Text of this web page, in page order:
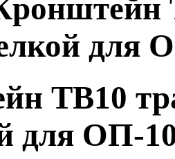
для
ТВ10
для ОП-